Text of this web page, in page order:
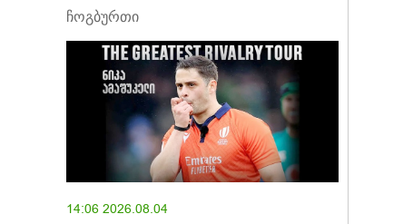
ჩოგბურთი
14:06 2026.08.04